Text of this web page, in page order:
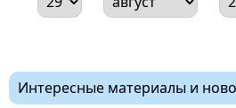
Интересные материалы и